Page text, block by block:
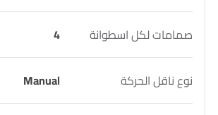
صمامات لكل اسطوانة 4
نوع ناقل الحركة Manual